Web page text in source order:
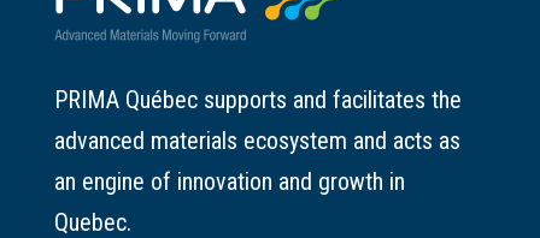
PRIMA Québec supports and facilitates the
advanced materials ecosystem and acts as
an engine of innovation and growth in
Quebec.